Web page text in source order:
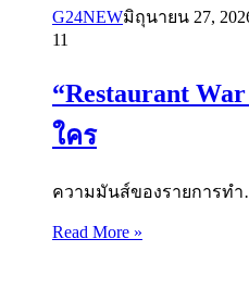
G24NEWมิถุนายน 27,
11
“Restaurant
ใคร
ความมันส์ของรายการท
Read More »